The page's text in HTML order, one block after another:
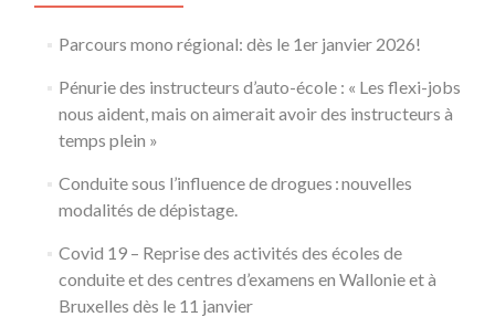
Parcours mono régional: dès le 1er janvier 2026!
Pénurie des instructeurs d’auto-école : « Les flexi-jobs
nous aident, mais on aimerait avoir des instructeurs à
temps plein »
Conduite sous l’influence de drogues : nouvelles
modalités de dépistage.
Covid 19 – Reprise des activités des écoles de
conduite et des centres d’examens en Wallonie et à
Bruxelles dès le 11 janvier